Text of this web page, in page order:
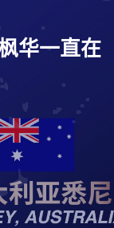
华一直在